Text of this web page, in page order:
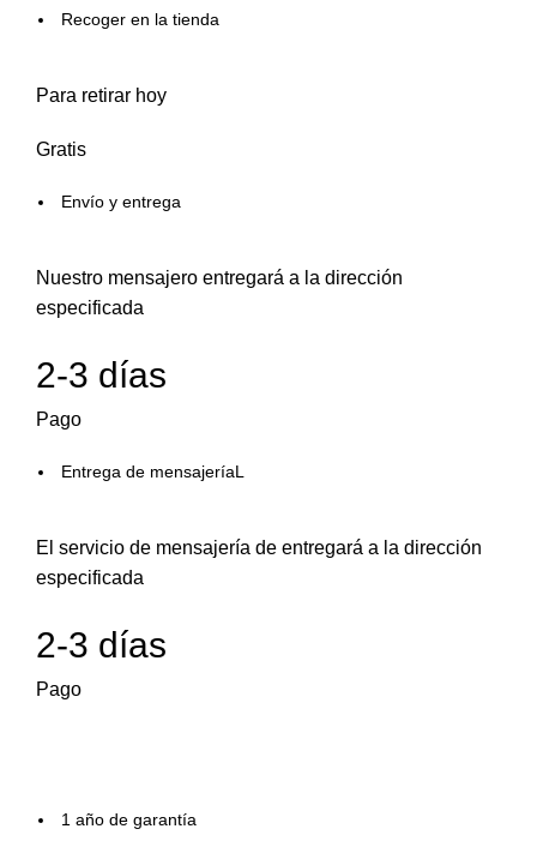
Recoger en la tienda
Para retirar hoy
Gratis
Envío y entrega
Nuestro mensajero entregará a la dirección
especificada
2-3 días
Pago
Entrega de mensajeríaL
El servicio de mensajería de entregará a la dirección
especificada
2-3 días
Pago
1 año de garantía